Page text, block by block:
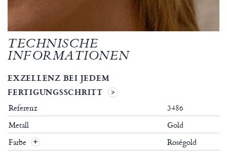
TECHNISCHE
INFORMATIONEN
EXZELLENZ BEI JEDEM
FERTIGUNGSSCHRITT
Referenz
3486
Metall
Gold
Farbe
Roségold